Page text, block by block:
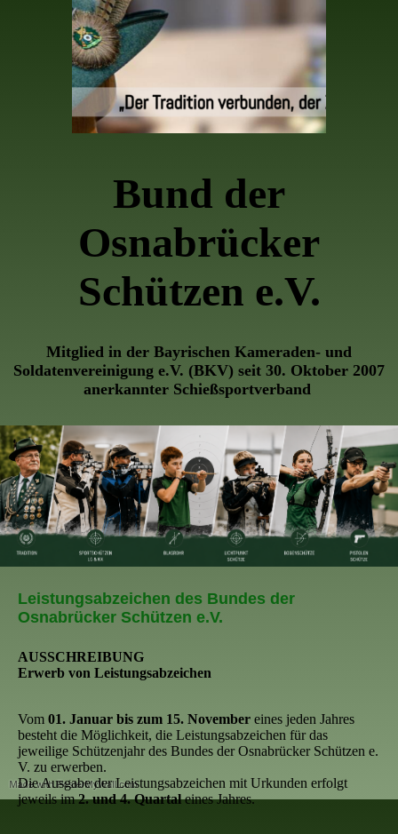
Bund der
Osnabrücker
Schützen e.V.
Mitglied in der Bayrischen Kameraden- und
Soldatenvereinigung e.V. (BKV) seit 30. Oktober 2007
anerkannter Schießsportverband
Leistungsabzeichen des Bundes der
Osnabrücker Schützen e.V.
AUSSCHREIBUNG
Erwerb von Leistungsabzeichen
Vom 01. Januar bis zum 15. November eines jeden Jahres
besteht die Möglichkeit, die Leistungsabzeichen für das
jeweilige Schützenjahr des Bundes der Osnabrücker Schützen e.
V. zu erwerben.
Die Ausgabe der Leistungsabzeichen mit Urkunden erfolgt
jeweils im2. und 4. Quartaleines Jahres.